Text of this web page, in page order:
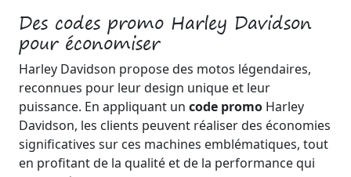
Des codes promo Harley Davidson
pour économiser
Harley Davidson propose des motos légendaires,
reconnues pour leur design unique et leur
puissance. En appliquant un code promo Harley
Davidson, les clients peuvent réaliser des économies
significatives sur ces machines emblématiques, tout
en profitant de la qualité et de la performance qui